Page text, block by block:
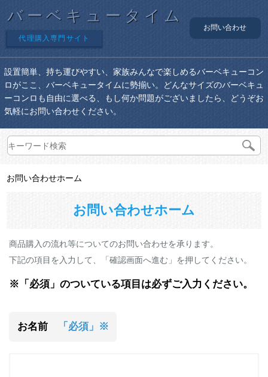
バーベキュータイム
代理購入専門サイト
お問い合わせ
設置簡単、持ち運びやすい、家族みんなで楽しめるバーベキューコン
ロがここ、バーベキュータイムに勢揃い。どんなサイズのバーベキュ
ーコンロも自由に選べる、もし何か問題がございましたら、どうぞお
気軽にお問い合わせください。
お問い合わせホーム
お問い合わせホーム
商品購入の流れ等についてのお問い合わせを承ります。
下記の項目を入力して、「確認画面へ進む」を押してください。
※「必須」のついている項目は必ずご入力ください。
お名前 「必須」※